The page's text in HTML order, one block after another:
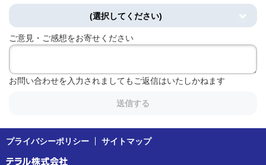
(選択してください)
ご意見・ご感想をお寄せください
お問い合わせを入力されましてもご返信はいたしかねます
送信する
プライバシーポリシー サイトマップ